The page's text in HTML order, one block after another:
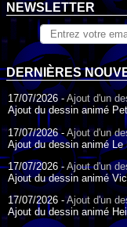
NEWSLETTER
DERNIÈRES
17/07/2026 -Ajout d'un
Ajout du dessin animé
17/07/2026 - Ajout d'un
Ajout du dessin animé
17/07/2026 - Ajout d'un
Ajout du dessin animé
17/07/2026 -Ajout d'un
Ajout du dessin animé